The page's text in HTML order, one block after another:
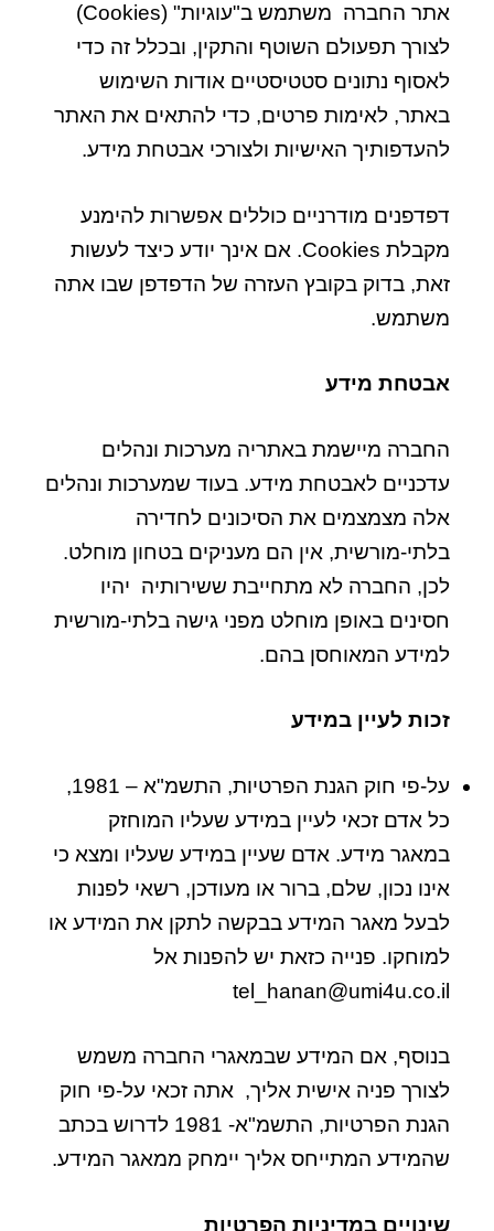
אתר החברה משתמש ב"עוגיות" (Cookies)
לצורך תפעולם השוטף והתקין, ובכלל זה כדי
לאסוף נתונים סטטיסטיים אודות השימוש
באתר, לאימות פרטים, כדי להתאים את האתר
להעדפותיך האישיות ולצורכי אבטחת מידע.
דפדפנים מודרניים כוללים אפשרות להימנע
מקבלת Cookies. אם אינך יודע כיצד לעשות
זאת, בדוק בקובץ העזרה של הדפדפן שבו אתה
משתמש.
אבטחת מידע
החברה מיישמת באתריה מערכות ונהלים
עדכניים לאבטחת מידע. בעוד שמערכות ונהלים
אלה מצמצמים את הסיכונים לחדירה
בלתי-מורשית, אין הם מעניקים בטחון מוחלט.
לכן, החברה לא מתחייבת ששירותיה יהיו
חסינים באופן מוחלט מפני גישה בלתי-מורשית
למידע המאוחסן בהם.
זכות לעיין במידע
על-פי חוק הגנת הפרטיות, התשמ"א – 1981,
כל אדם זכאי לעיין במידע שעליו המוחזק
במאגר מידע. אדם שעיין במידע שעליו ומצא כי
אינו נכון, שלם, ברור או מעודכן, רשאי לפנות
לבעל מאגר המידע בבקשה לתקן את המידע או
למוחקו. פנייה כזאת יש להפנות אל
tel_hanan@umi4u.co.il
בנוסף, אם המידע שבמאגרי החברה משמש
לצורך פניה אישית אליך, אתה זכאי על-פי חוק
הגנת הפרטיות, התשמ"א- 1981 לדרוש בכתב
שהמידע המתייחס אליך יימחק ממאגר המידע.
שינויים במדיניות הפרטיות